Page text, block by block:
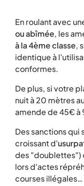
En roulant avec
ou abîmée, les
à la 4ème classe,
identique à
conformes.
De plus, si votre
nuit à 20 mètres
amende de 45€ à
Des sanctions qui
croissant d'
des "doublettes")
lors d'actes
courses illégales…